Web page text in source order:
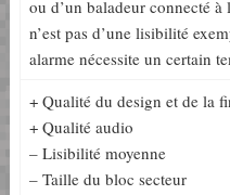
ou d’un baladeur connecté
n’est pas d’une lisibilité
alarme nécessite un certain
+ Qualité du design et de la
+ Qualité audio
– Lisibilité moyenne
– Taille du bloc secteur